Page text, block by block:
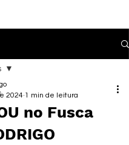
no Fusca
2024 1 min de leitura